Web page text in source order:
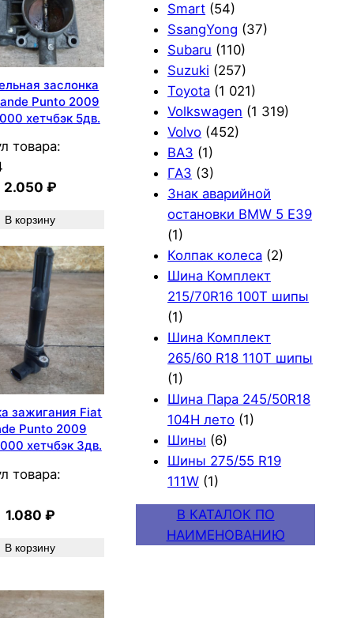
заслонка
Punto 2009
хетчбэк 5дв.
товара:
2.050 ₽
В корзину
зажигания Fiat
Punto 2009
хетчбэк 3дв.
товара:
1.080 ₽
В корзину
Smart (54)
SsangYong (37)
Subaru (110)
Suzuki (257)
Toyota (1 021)
Volkswagen (1 319)
Volvo (452)
ВАЗ (1)
ГАЗ (3)
Знак аварийной
остановки BMW 5 E39
(1)
Колпак колеса (2)
Шина Комплект
215/70R16 100T шипы
(1)
Шина Комплект
265/60 R18 110T шипы
(1)
Шина Пара 245/50R18
104H лето (1)
Шины (6)
Шины 275/55 R19
111W (1)
В КАТАЛОК ПО
НАИМЕНОВАНИЮ